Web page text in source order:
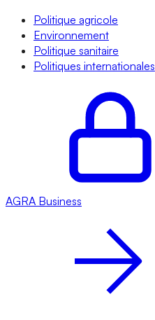
Politique agricole
Environnement
Politique sanitaire
Politiques internationales
AGRA Business